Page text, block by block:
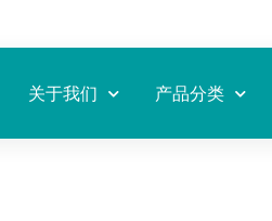
关于我们 产品分类